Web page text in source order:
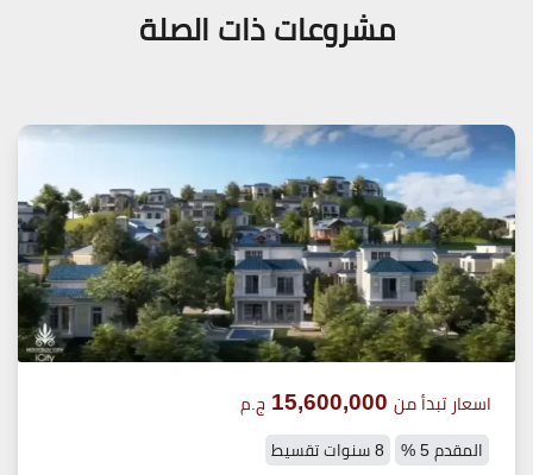
مشروعات ذات الصلة
اسعار تبدأ من 15,600,000 ج.م
المقدم 5 % 8 سنوات تقسيط